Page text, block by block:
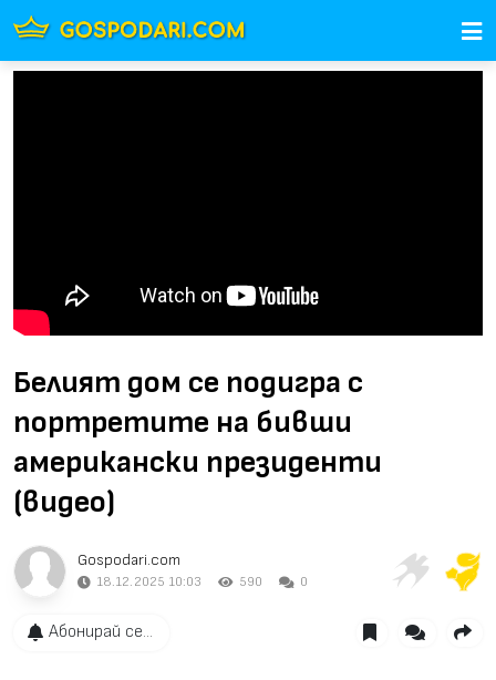
Белият дом се подигра с
портретите на бивши
американски президенти
(видео)
Gospodari.com
18.12.2025 10:03 590 0
Абонирай се...